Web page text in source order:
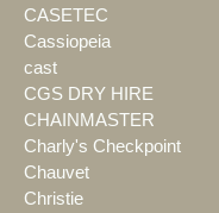
CASETEC
Cassiopeia
cast
CGS DRY HIRE
CHAINMASTER
Charly's Checkpoint
Chauvet
Christie